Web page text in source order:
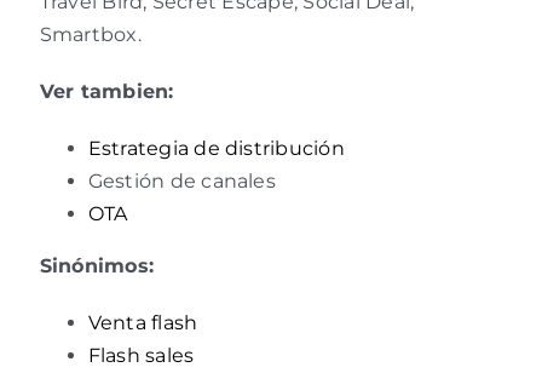
Smartbox.
Ver tambien:
Estrategia de distribución
Gestión de canales
OTA
Sinónimos:
Venta flash
Flash sales